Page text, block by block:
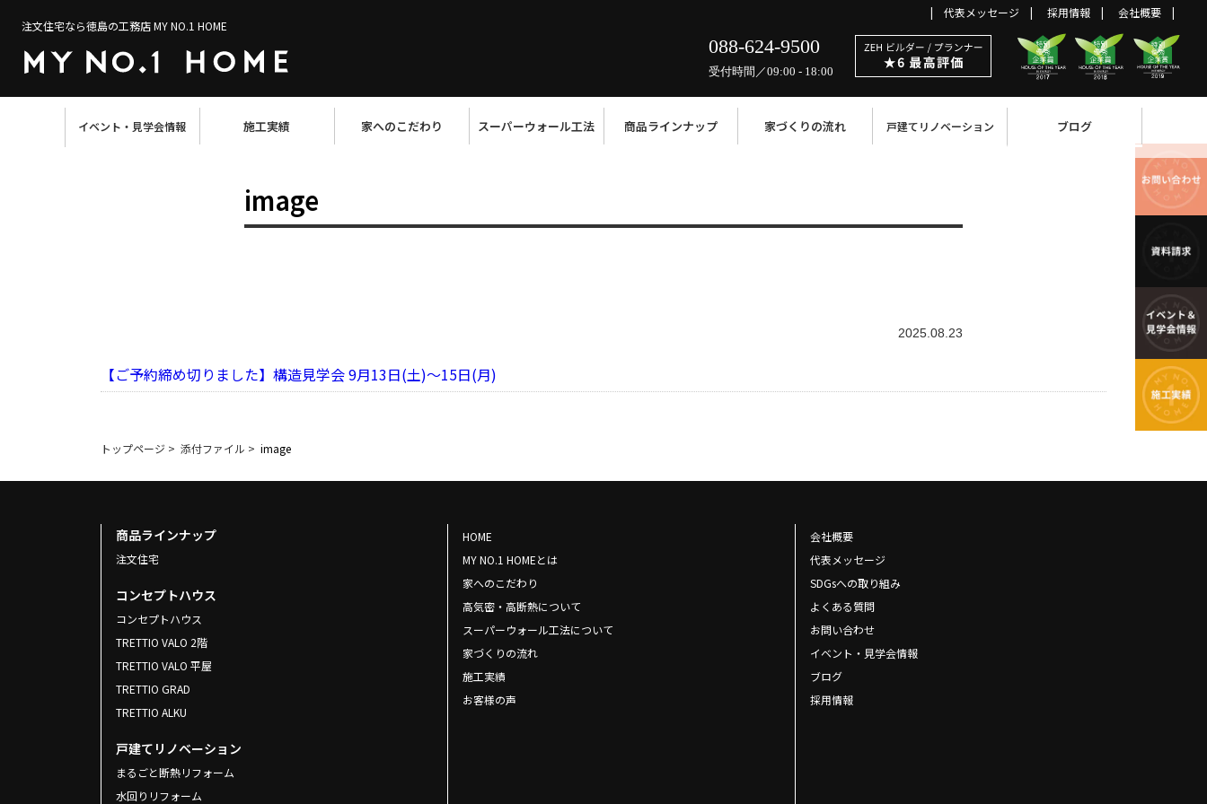
注文住宅なら徳島の工務店 MY NO.1 HOME
088-624-9500
受付時間／09:00 - 18:00
代表メッセージ 採用情報 会社概要
イベント・見学会情報 施工実績 家へのこだわり スーパーウォール工法 商品ラインナップ 家づくりの流れ 戸建てリノベーション ブログ
image
2025.08.23
【ご予約締め切りました】構造見学会 9月13日(土)～15日(月)
トップページ > 添付ファイル > image
商品ラインナップ
注文住宅
コンセプトハウス
コンセプトハウス
TRETTIO VALO 2階
TRETTIO VALO 平屋
TRETTIO GRAD
TRETTIO ALKU
戸建てリノベーション
まるごと断熱リフォーム
水回りリフォーム
HOME
MY NO.1 HOMEとは
家へのこだわり
高気密・高断熱について
スーパーウォール工法について
家づくりの流れ
施工実績
お客様の声
会社概要
代表メッセージ
SDGsへの取り組み
よくある質問
お問い合わせ
イベント・見学会情報
ブログ
採用情報